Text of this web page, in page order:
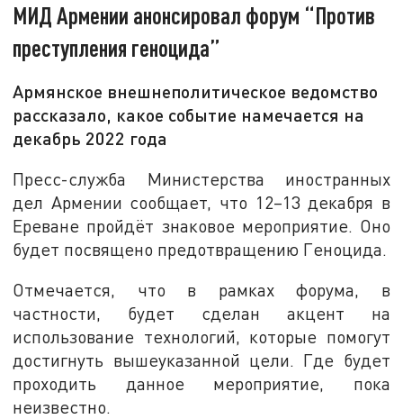
МИД Армении анонсировал форум “Против
преступления геноцида”
Армянское внешнеполитическое ведомство
рассказало, какое событие намечается на
декабрь 2022 года
Пресс-служба Министерства иностранных
дел Армении сообщает, что 12–13 декабря в
Ереване пройдёт знаковое мероприятие. Оно
будет посвящено предотвращению Геноцида.
Отмечается, что в рамках форума, в
частности, будет сделан акцент на
использование технологий, которые помогут
достигнуть вышеуказанной цели. Где будет
проходить данное мероприятие, пока
неизвестно.